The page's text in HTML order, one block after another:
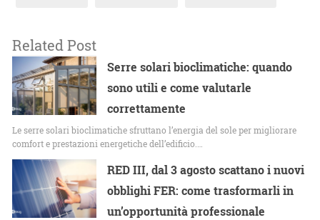
Related Post
Serre solari bioclimatiche: quando
sono utili e come valutarle
correttamente
Le serre solari bioclimatiche sfruttano l’energia del sole per migliorare
comfort e prestazioni energetiche dell’edificio.…
RED III, dal 3 agosto scattano i nuovi
obblighi FER: come trasformarli in
un’opportunità professionale